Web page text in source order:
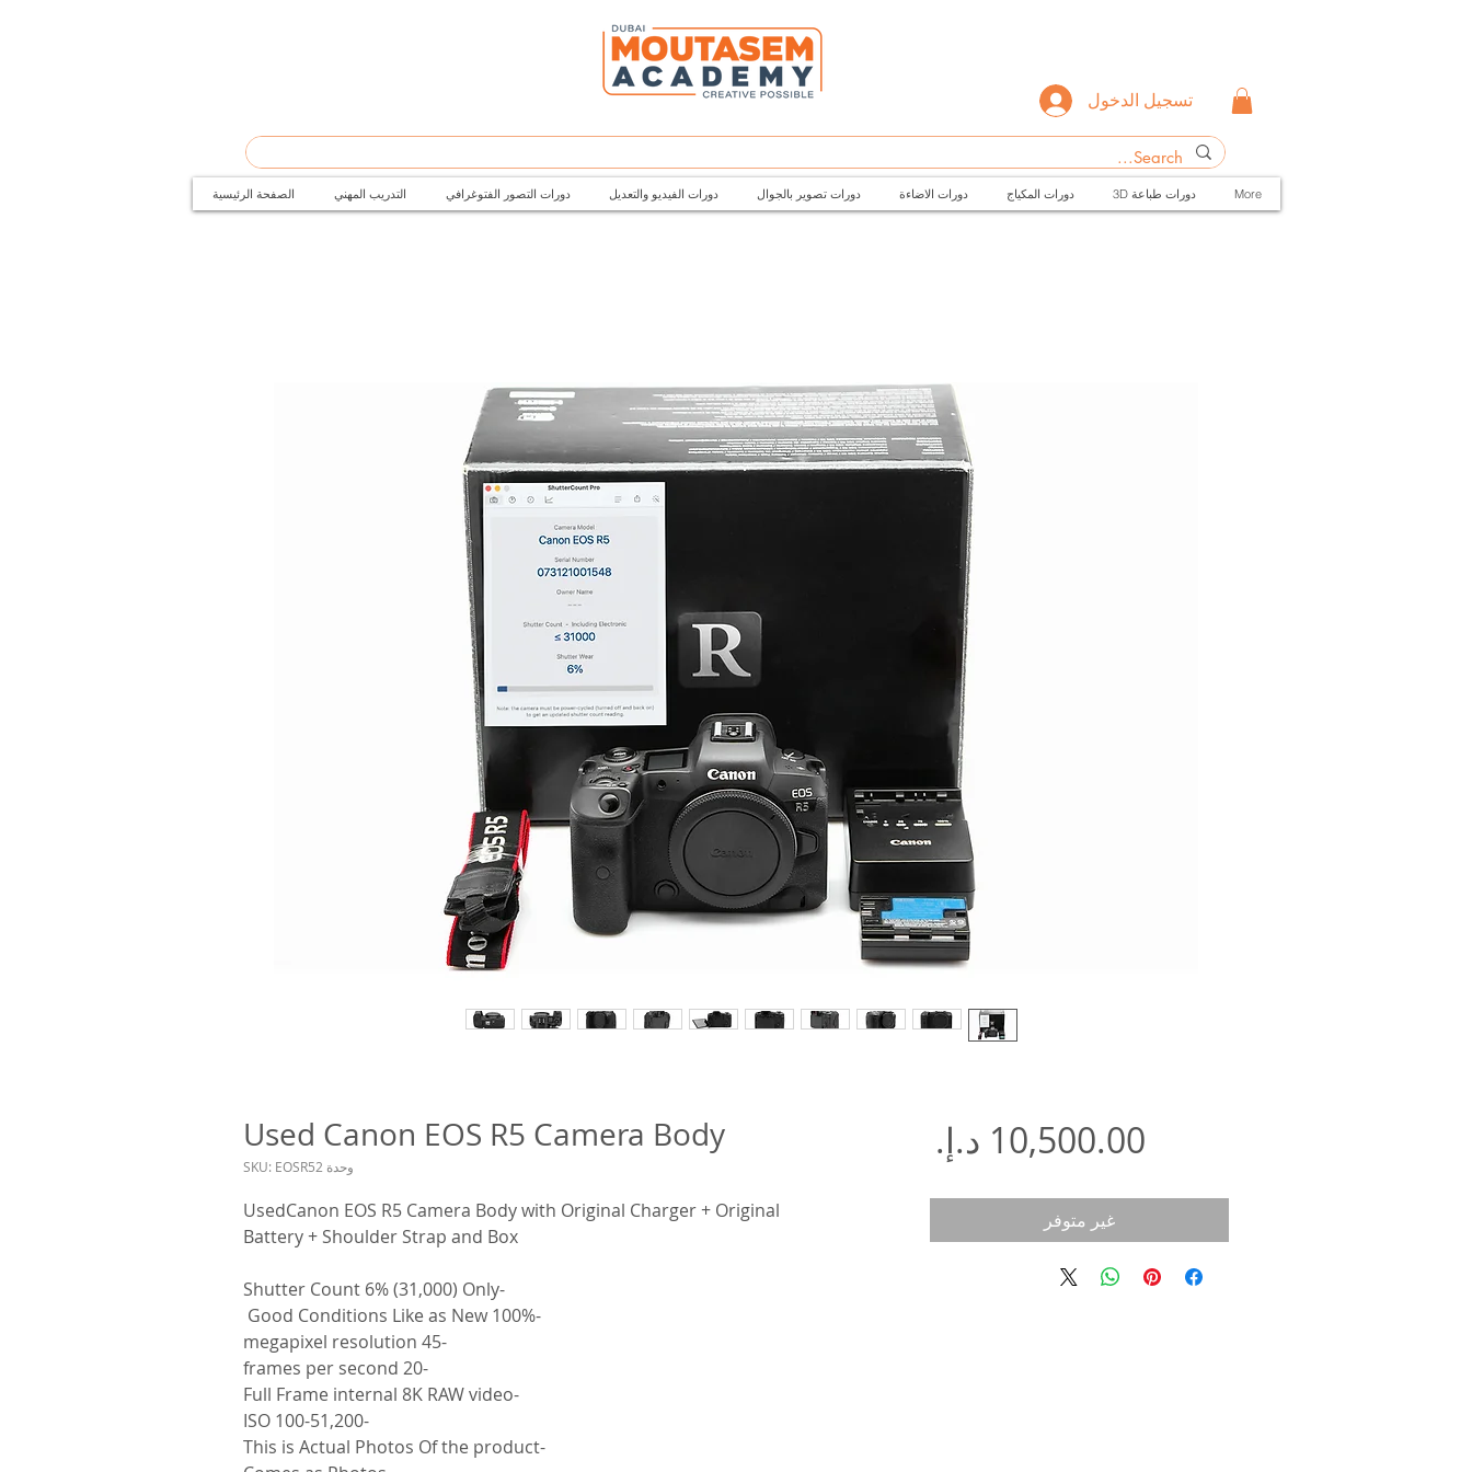
تسجيل الدخول
الصفحة الرئيسية التدريب المهني دورات التصور الفتوغرافي دورات الفيديو والتعديل دورات تصوير بالجوال دورات الاضاءة دورات المكياج 3D دورات طباعة More
Used Canon EOS R5 Camera Body
وحدة SKU: EOSR52
UsedCanon EOS R5 Camera Body with Original Charger + Original
Battery + Shoulder Strap and Box
-Shutter Count 6% (31,000) Only
-100% Good Conditions Like as New
-45 megapixel resolution
-20 frames per second
-Full Frame internal 8K RAW video
-ISO 100-51,200
-This is Actual Photos Of the product
غير متوفر